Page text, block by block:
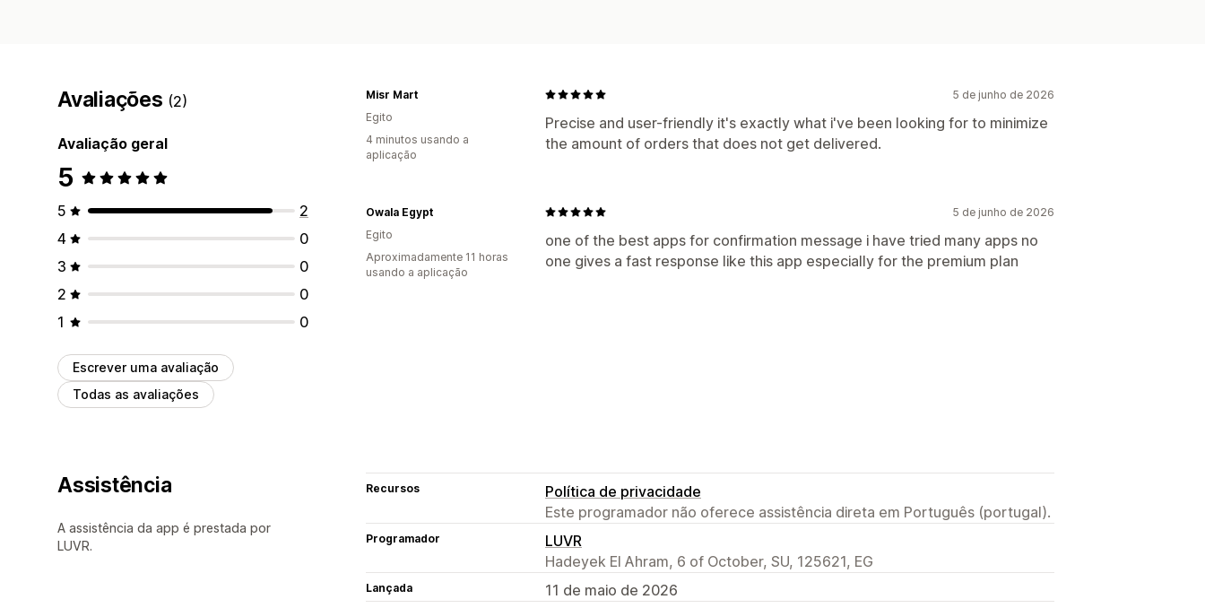
Avaliações (2)
Avaliação geral
5
5
2
4
0
3
0
2
0
1
0
Escrever uma avaliação
Todas as avaliações
5 de junho de 2026
Precise and user-friendly it's exactly what i've been looking for to minimize
the amount of orders that does not get delivered.
Misr Mart
Egito
4 minutos usando a
aplicação
5 de junho de 2026
one of the best apps for confirmation message i have tried many apps no
one gives a fast response like this app especially for the premium plan
Owala Egypt
Egito
Aproximadamente 11 horas
usando a aplicação
Assistência
A assistência da app é prestada por
LUVR.
Recursos
Política de privacidade
Este programador não oferece assistência direta em Português (portugal).
Programador
LUVR
Hadeyek El Ahram, 6 of October, SU, 125621, EG
Lançada 11 de maio de 2026